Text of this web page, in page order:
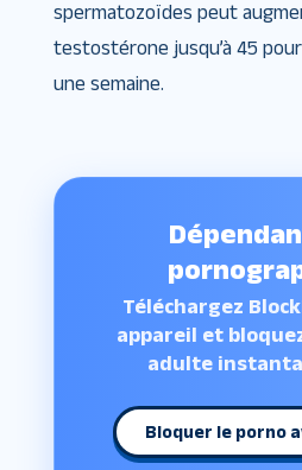
spermatozoïdes peut
testostérone jusqu’à 45
une semaine.
Téléchargez
appareil et
adulte
Bloquer le porno